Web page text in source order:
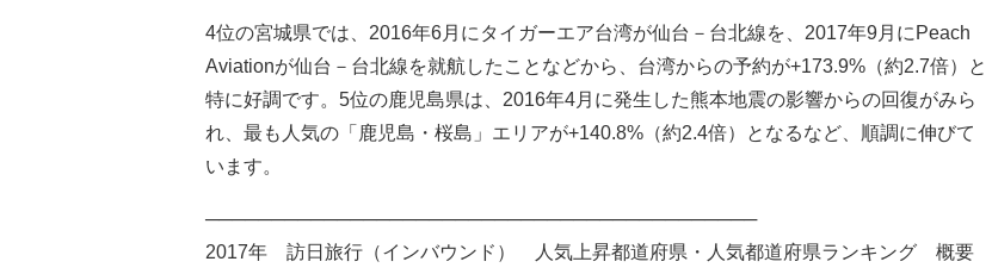
4位の宮城県では、2016年6月にタイガーエア台湾が仙台－台北線を、2017年9月にPeach
Aviationが仙台－台北線を就航したことなどから、台湾からの予約が+173.9%（約2.7倍）と
特に好調です。5位の鹿児島県は、2016年4月に発生した熊本地震の影響からの回復がみら
れ、最も人気の「鹿児島・桜島」エリアが+140.8%（約2.4倍）となるなど、順調に伸びて
います。
──────────────────────────────────────────
2017年 訪日旅行（インバウンド） 人気上昇都道府県・人気都道府県ランキング 概要